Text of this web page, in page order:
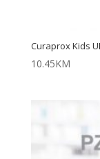
Curaprox Kids
10.45KM